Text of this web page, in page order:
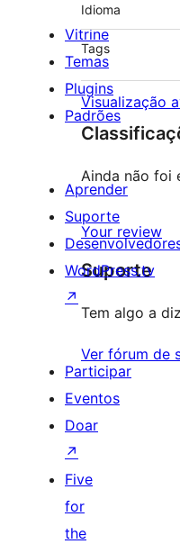
Idioma
Tags
Visualização
Ainda não foi
Your review
Suporte
Tem algo a
Ver fórum de
Vitrine
Temas
Plugins
Padrões
Aprender
Suporte
WordPress.tv
↗
Participar
Eventos
Doar
↗
Five
for
the